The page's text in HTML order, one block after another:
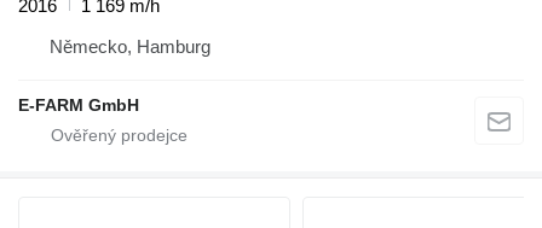
2016
1 169 m/h
Německo, Hamburg
E-FARM GmbH